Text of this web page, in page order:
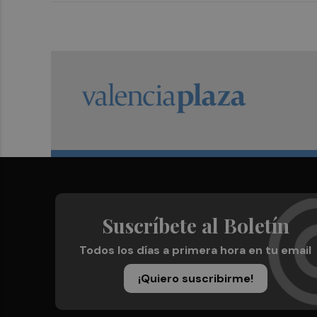
Suscríbete al Boletín
Todos los días a primera hora en tu email
¡Quiero suscribirme!